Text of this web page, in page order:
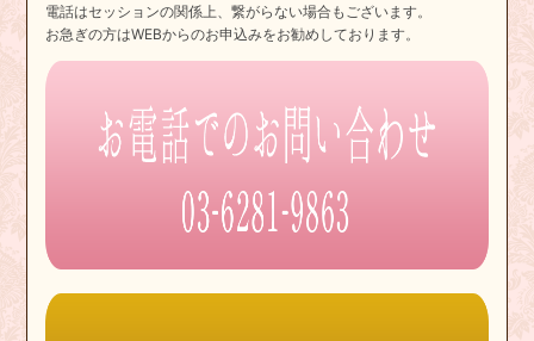
電話はセッションの関係上、繋がらない場合もございます。
お急ぎの方はWEBからのお申込みをお勧めしております。